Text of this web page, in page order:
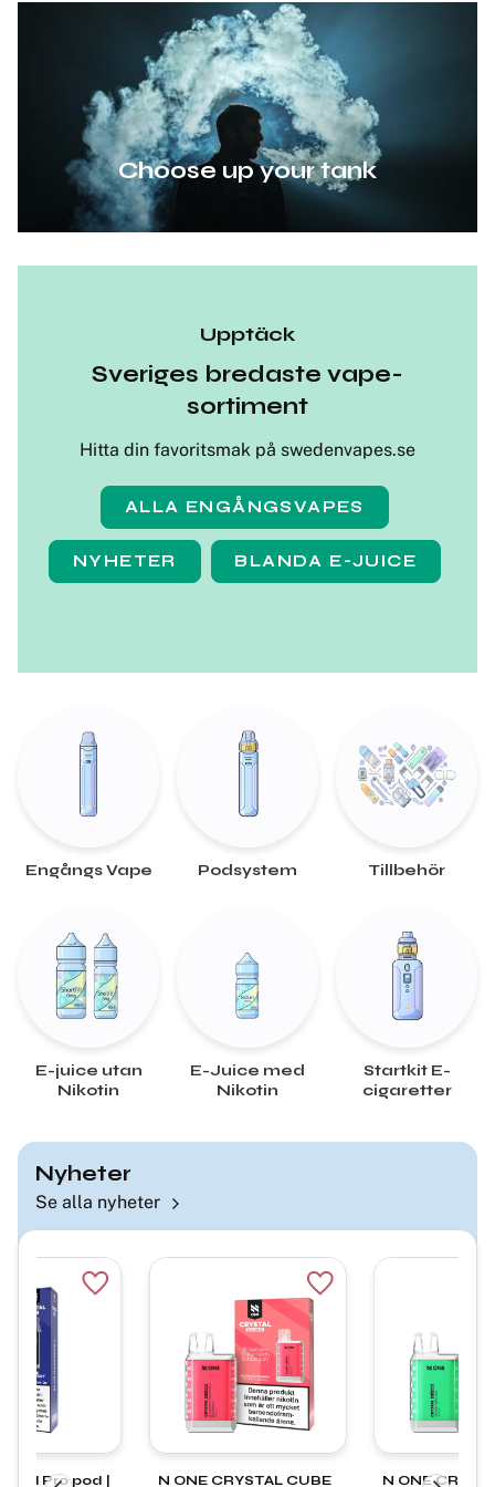
Choose up your tank
Upptäck
Sveriges bredaste vape-
sortiment
Hitta din favoritsmak på swedenvapes.se
ALLA ENGÅNGSVAPES
NYHETER BLANDA E-JUICE
Engångs Vape Podsystem Tillbehör
E-juice utan
Nikotin
E-Juice med
Nikotin
Startkit E-
cigaretter
Nyheter
Se alla nyheter
N ONE CRYSTAL CUBE
Lägg till i favoriter
N ONE
Pro pod |
Lägg till i favoriter